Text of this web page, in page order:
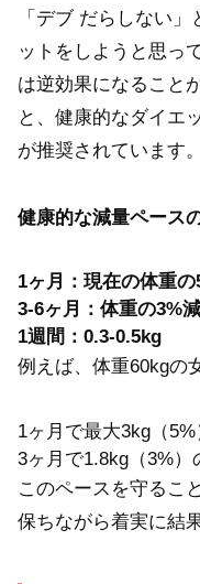
「デブ だらしない
ットをしようと思っ
は逆効果になること
と、健康的なダイエ
が推奨されています。
健康的な減量ペース
1ヶ月：現在の体重の
3-6ヶ月：体重の3%減
1週間：0.3-0.5kg
例えば、体重60kgの
1ヶ月で最大3kg（5%
3ヶ月で1.8kg（3%）
このペースを守るこ
保ちながら着実に結